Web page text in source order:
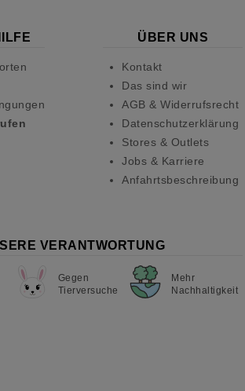
ÜBER UNS
Kontakt
Das sind wir
AGB & Widerrufsrecht
Datenschutzerklärung
Stores & Outlets
Jobs & Karriere
Anfahrtsbeschreibung
VERANTWORTUNG
Gegen
Tierversuche
Mehr
Nachhaltigkeit